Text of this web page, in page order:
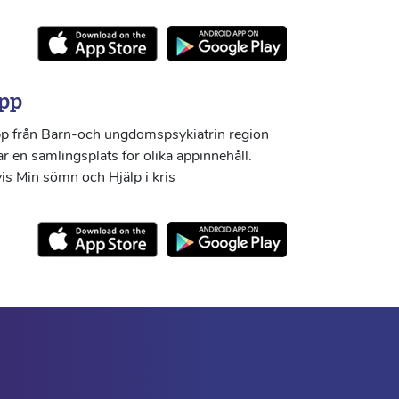
från Barn-och ungdomspsykiatrin region
en samlingsplats för olika appinnehåll.
Min sömn och Hjälp i kris